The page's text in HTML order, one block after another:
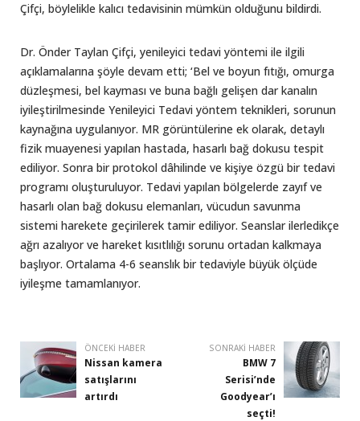
Çifçi, böylelikle kalıcı tedavisinin mümkün olduğunu bildirdi.
Dr. Önder Taylan Çifçi, yenileyici tedavi yöntemi ile ilgili
açıklamalarına şöyle devam etti; ‘Bel ve boyun fıtığı, omurga
düzleşmesi, bel kayması ve buna bağlı gelişen dar kanalın
iyileştirilmesinde Yenileyici Tedavi yöntem teknikleri, sorunun
kaynağına uygulanıyor. MR görüntülerine ek olarak, detaylı
fizik muayenesi yapılan hastada, hasarlı bağ dokusu tespit
ediliyor. Sonra bir protokol dâhilinde ve kişiye özgü bir tedavi
programı oluşturuluyor. Tedavi yapılan bölgelerde zayıf ve
hasarlı olan bağ dokusu elemanları, vücudun savunma
sistemi harekete geçirilerek tamir ediliyor. Seanslar ilerledikçe
ağrı azalıyor ve hareket kısıtlılığı sorunu ortadan kalkmaya
başlıyor. Ortalama 4-6 seanslık bir tedaviyle büyük ölçüde
iyileşme tamamlanıyor.
ÖNCEKI HABER
Nissan kamera
satışlarını
artırdı
SONRAKI HABER
BMW 7
Serisi’nde
Goodyear’ı
seçti!